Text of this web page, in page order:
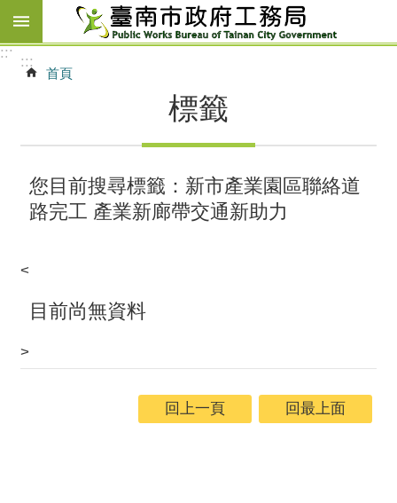
跳到主要內容區塊
:::
:::
首頁
標籤
您目前搜尋標籤：新市產業園區聯絡道
路完工 產業新廊帶交通新助力
<
目前尚無資料
>
回上一頁 回最上面